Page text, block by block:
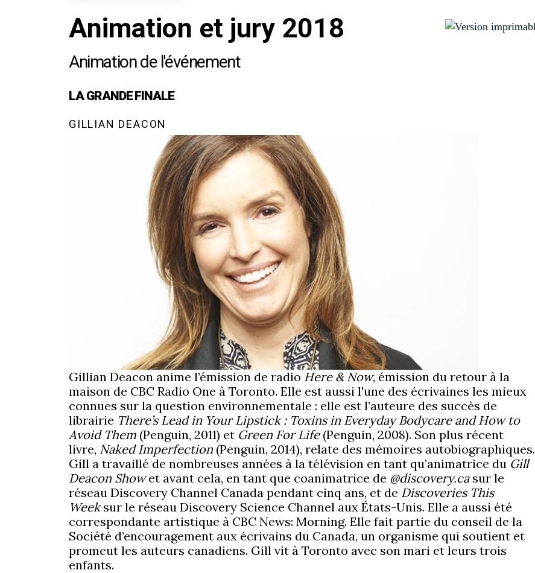
Animation et jury 2018
Animation de l'événement
LA GRANDE FINALE
GILLIAN DEACON
Gillian Deacon anime l’émission de radio Here & Now, émission du retour à la
maison de CBC Radio One à Toronto. Elle est aussi l'une des écrivaines les mieux
connues sur la question environnementale : elle est l’auteure des succès de
librairie There’s Lead in Your Lipstick : Toxins in Everyday Bodycare and How to
Avoid Them (Penguin, 2011) et Green For Life(Penguin, 2008). Son plus récent
livre, Naked Imperfection (Penguin, 2014), relate des mémoires autobiographiques.
Gill a travaillé de nombreuses années à la télévision en tant qu’animatrice du Gill
Deacon Showet avant cela, en tant que coanimatrice de @discovery.ca sur le
réseau Discovery Channel Canada pendant cinq ans, et de Discoveries This
Weeksur le réseau Discovery Science Channel aux États-Unis. Elle a aussi été
correspondante artistique à CBC News: Morning. Elle fait partie du conseil de la
Société d’encouragement aux écrivains du Canada, un organisme qui soutient et
promeut les auteurs canadiens. Gill vit à Toronto avec son mari et leurs trois
enfants.